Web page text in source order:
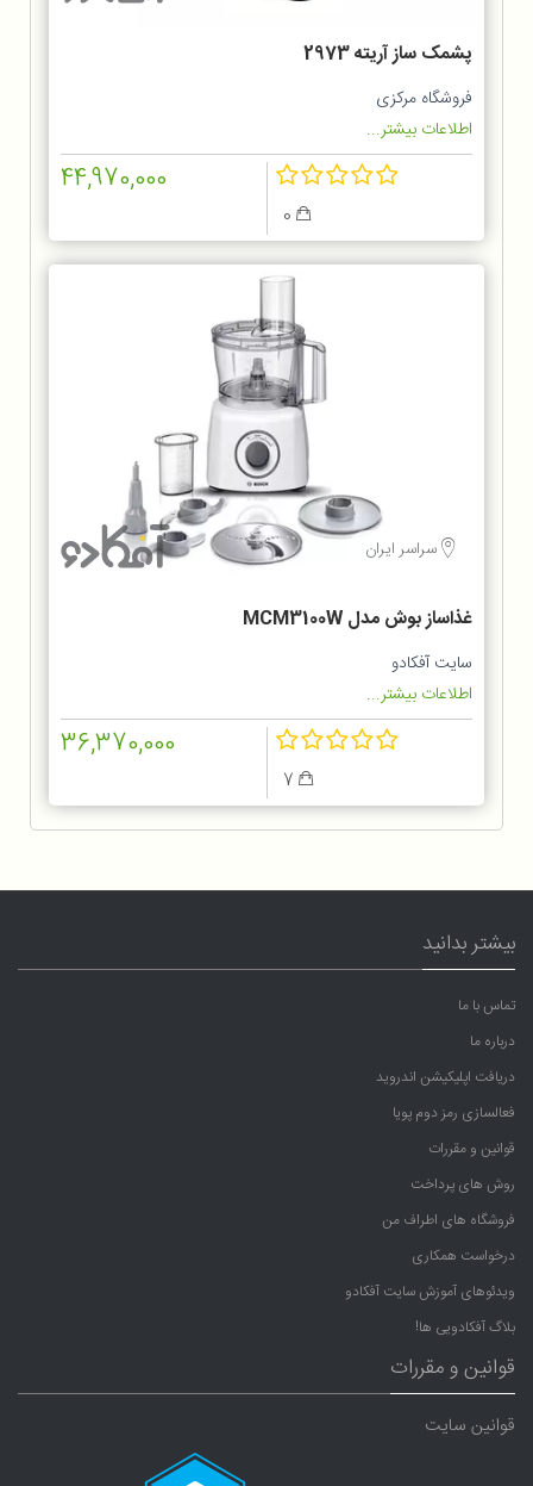
پشمک ساز آریته 2973
فروشگاه مرکزی
اطلاعات بیشتر...
44,970,000
سراسر ایران
غذاساز بوش مدل MCM3100W
سایت آفکادو
اطلاعات بیشتر...
36,370,000
بیشتر بدانید
تماس با ما
درباره ما
دریافت اپلیکیشن اندروید
فعالسازی رمز دوم پویا
قوانین و مقررات
روش های پرداخت
فروشگاه های اطراف من
درخواست همکاری
ویدئوهای آموزش سایت آفکادو
بلاگ آفکادویی ها!
قوانین و مقررات
قوانین سایت